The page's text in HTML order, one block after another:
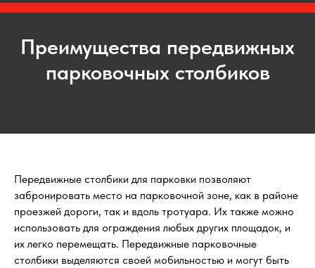
Преимущества передвижных
парковочных столбиков
Передвижные столбики для парковки позволяют
забронировать место на парковочной зоне, как в районе
проезжей дороги, так и вдоль тротуара. Их также можно
использовать для ограждения любых других площадок, и
их легко перемещать. Передвижные парковочные
столбики выделяются своей мобильностью и могут быть